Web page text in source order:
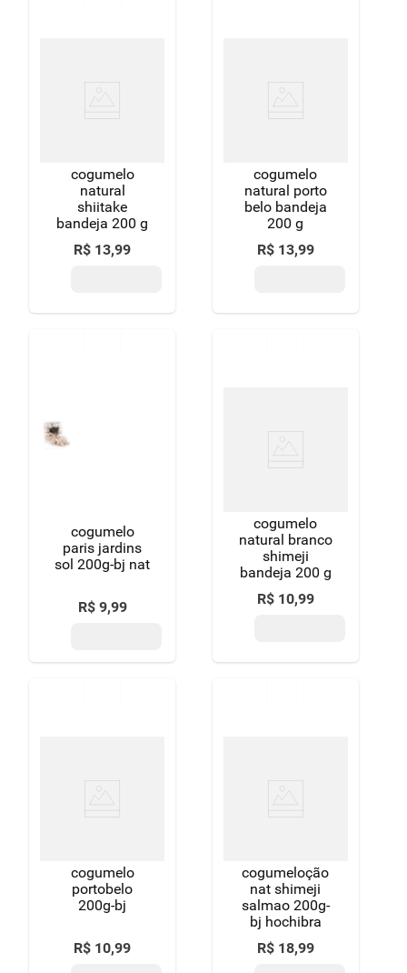
cogumelo
natural
shiitake
bandeja 200 g
R$ 13,99
cogumelo
natural porto
belo bandeja
200 g
R$ 13,99
cogumelo
paris jardins
sol 200g-bj nat
R$ 9,99
cogumelo
natural branco
shimeji
bandeja 200 g
R$ 10,99
cogumelo
portobelo
200g-bj
R$ 10,99
cogumeloção
nat shimeji
salmao 200g-
bj hochibra
R$ 18,99